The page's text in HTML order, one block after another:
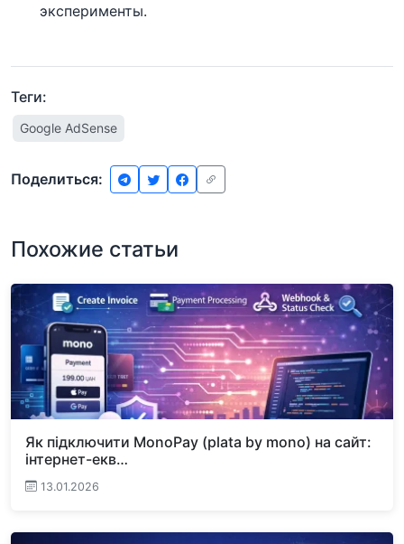
эксперименты.
Теги:
Google AdSense
Поделиться:
Похожие статьи
Як підключити MonoPay (plata by mono) на сайт:
інтернет-екв…
13.01.2026